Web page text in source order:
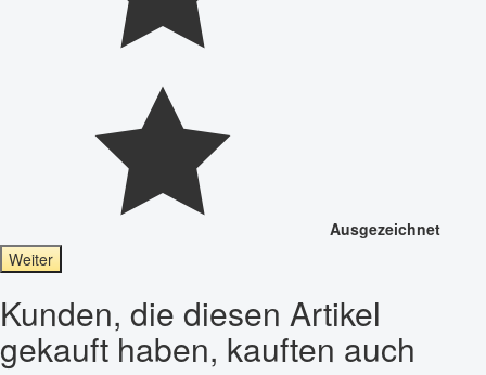
Ausgezeichnet
Weiter
Kunden, die diesen Artikel
gekauft haben, kauften auch